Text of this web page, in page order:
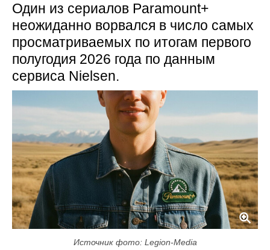
Один из сериалов Paramount+
неожиданно ворвался в число самых
просматриваемых по итогам первого
полугодия 2026 года по данным
сервиса Nielsen.
Источник фото: Legion-Media